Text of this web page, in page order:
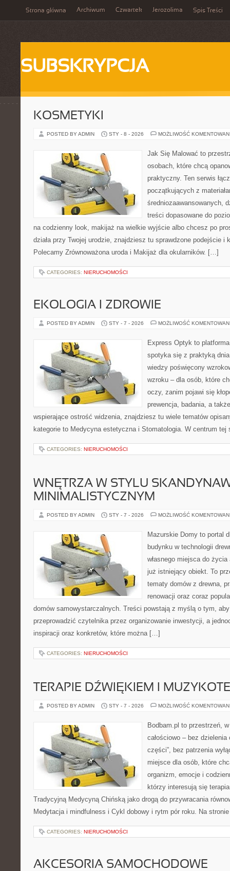
Strona główna Archiwum Czwartek Jerozolima Spis Treści
SUBSKRYPCJA
KOSMETYKI
POSTED BY ADMIN STY - 8 - 2026 MOŻLIWOŚĆ
Jak Się Malować to
osobach, które chcą
praktyczny. Ten serwis
początkujących z
średniozaawansowanych,
treści dopasowane do
na codzienny look, makijaż na wielkie wyjście albo chcesz po
działa przy Twojej urodzie, znajdziesz tu sprawdzone podejście i
Polecamy Zrównoważona uroda i Makijaż dla okularników. […]
CATEGORIES: NIERUCHOMOŚCI
EKOLOGIA I ZDROWIE
POSTED BY ADMIN STY - 7 - 2026 MOŻLIWOŚĆ
Express Optyk to
spotyka się z praktyką
wiedzy poświęcony
wzroku – dla osób, które
oczy, zanim pojawi się
prewencja, badania, a
wspierające ostrość widzenia, znajdziesz tu wiele tematów
kategorie to Medycyna estetyczna i Stomatologia. W centrum
CATEGORIES: NIERUCHOMOŚCI
WNĘTRZA W STYLU
MINIMALISTYCZNYM
POSTED BY ADMIN STY - 7 - 2026 MOŻLIWOŚĆ
Mazurskie Domy to portal
budynku w technologii
własnego miejsca do
już istniejący obiekt. To
tematy domów z drewna,
renowacji oraz coraz
domów samowystarczalnych. Treści powstają z myślą o tym,
przeprowadzić czytelnika przez organizowanie inwestycji, a
inspiracji oraz konkretów, które można […]
CATEGORIES: NIERUCHOMOŚCI
TERAPIE DŹWIĘKIEM I
POSTED BY ADMIN STY - 7 - 2026 MOŻLIWOŚĆ
Bodbam.pl to przestrzeń,
całościowo – bez dzielenia
części”, bez patrzenia
miejsce dla osób, które
organizm, emocje i
którzy interesują się
Tradycyjną Medycyną Chińską jako drogą do przywracania
Medytacja i mindfulness i Cykl dobowy i rytm pór roku. Na
CATEGORIES: NIERUCHOMOŚCI
AKCESORIA SAMOCHODOWE